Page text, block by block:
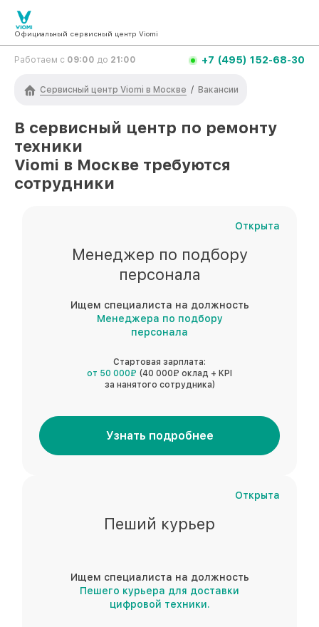
Официальный сервисный центр Viomi
Работаем с 09:00 до 21:00 +7 (495) 152-68-30
Сервисный центр Viomi в Москве / Вакансии
В сервисный центр по ремонту
техники
Viomi в Москве требуются
сотрудники
Открыта
Менеджер по подбору
персонала
Ищем специалиста на должность
Менеджера по подбору
персонала
Стартовая зарплата:
от 50 000₽ (40 000₽ оклад + KPI
за нанятого сотрудника)
Узнать подробнее
Открыта
Пеший курьер
Ищем специалиста на должность
Пешего курьера для доставки
цифровой техники.